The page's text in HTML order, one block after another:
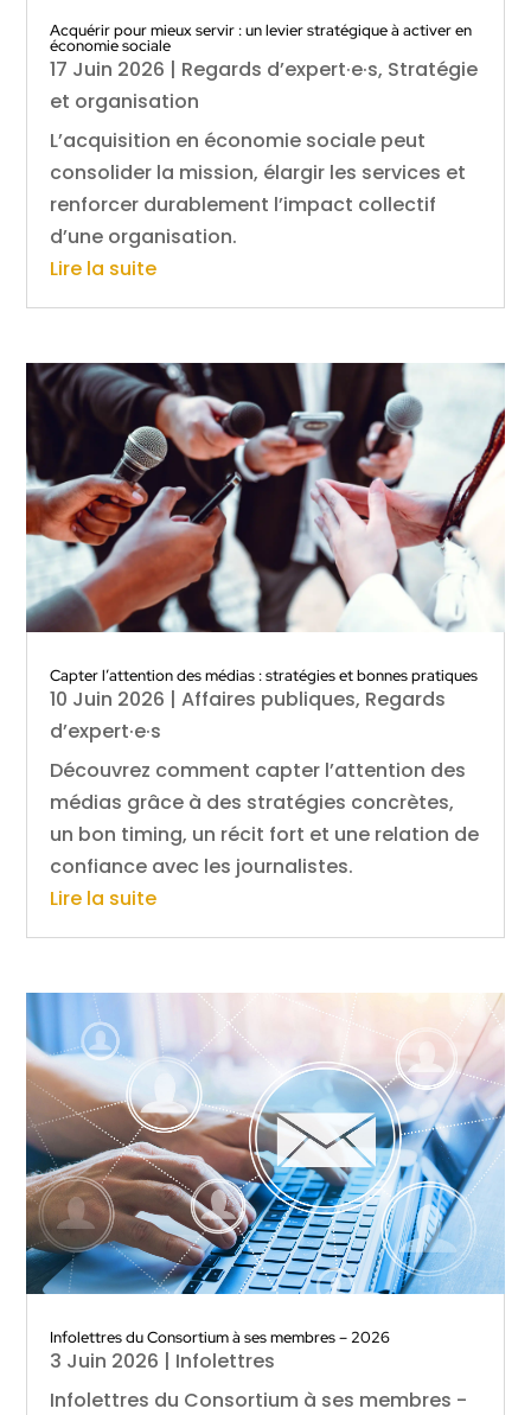
Acquérir pour mieux servir : un levier stratégique à activer en
économie sociale
17 Juin 2026 | Regards d’expert·e·s, Stratégie
et organisation
L’acquisition en économie sociale peut
consolider la mission, élargir les services et
renforcer durablement l’impact collectif
d’une organisation.
Lire la suite
Capter l’attention des médias : stratégies et bonnes pratiques
10 Juin 2026 |Affaires publiques, Regards
d’expert·e·s
Découvrez comment capter l’attention des
médias grâce à des stratégies concrètes,
un bon timing, un récit fort et une relation de
confiance avec les journalistes.
Lire la suite
Infolettres du Consortium à ses membres – 2026
3 Juin 2026 | Infolettres
Infolettres du Consortium à ses membres -